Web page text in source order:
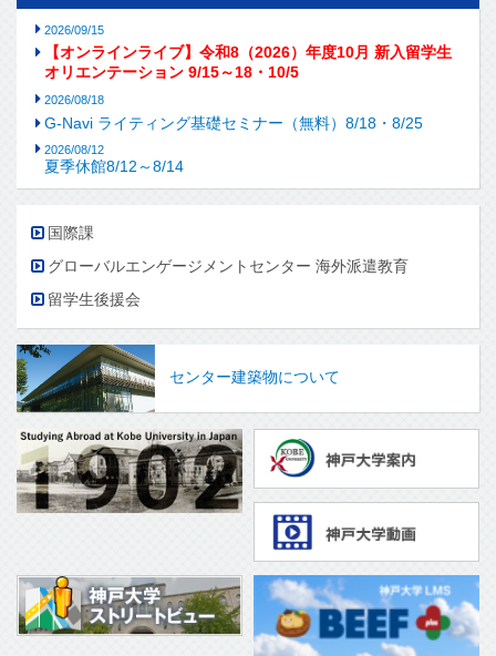
2026/09/15
【オンラインライブ】令和8（2026）年度10月 新入留学生
オリエンテーション 9/15～18・10/5
2026/08/18
G-Navi ライティング基礎セミナー（無料）8/18・8/25
2026/08/12
夏季休館8/12～8/14
国際課
グローバルエンゲージメントセンター 海外派遣教育
留学生後援会
センター建築物について